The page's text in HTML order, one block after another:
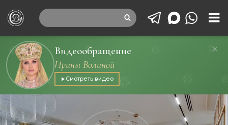
Видеообращение
Ирины Волиной
Смотреть видео